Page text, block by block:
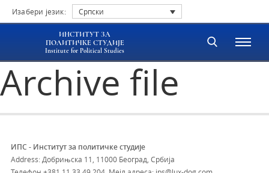
Изабери језик: Српски
ИНСТИТУТ ЗА
ПОЛИТИЧКЕ СТУДИЈЕ
Institute for Political Studies
Archive file
ИПС - Институт за политичке студије
Address: Добрињска 11, 11000 Београд, Србија